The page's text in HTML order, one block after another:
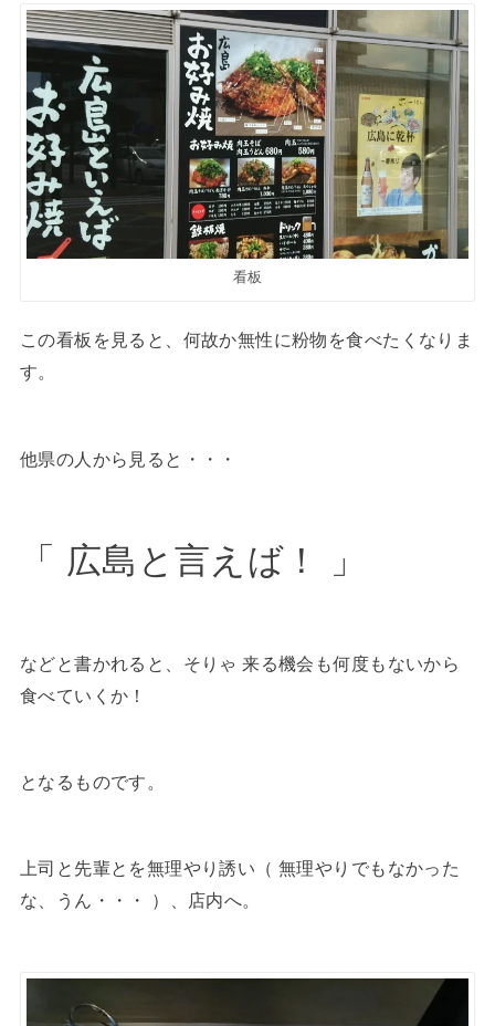
看板
この看板を見ると、何故か無性に粉物を食べたくなりま
す。
他県の人から見ると・・・
「 広島と言えば！ 」
などと書かれると、そりゃ 来る機会も何度もないから
食べていくか！
となるものです。
上司と先輩とを無理やり誘い（ 無理やりでもなかった
な、うん・・・ ）、店内へ。